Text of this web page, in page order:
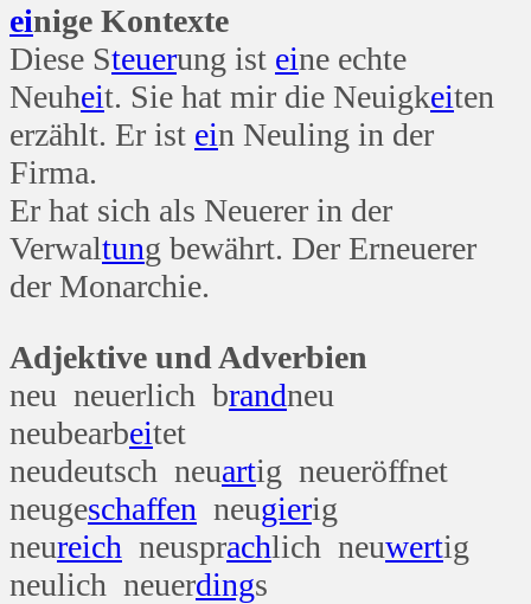
einige Kontexte
Diese Steuerung ist eine echte
Neuheit. Sie hat mir die Neuigkeiten
erzählt. Er ist ein Neuling in der
Firma.
Er hat sich als Neuerer in der
Verwaltung bewährt. Der Erneuerer
der Monarchie.
Adjektive und Adverbien
neu neuerlich brandneu
neubearbeitet
neudeutsch neuartig neueröffnet
neugeschaffen neugierig
neureich neusprachlich neuwertig
neulich neuerdings